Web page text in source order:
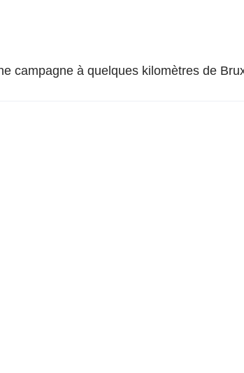
campagne à quelques kilomètres de